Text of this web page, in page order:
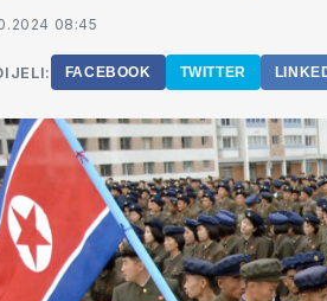
08:45
FACEBOOK TWITTER